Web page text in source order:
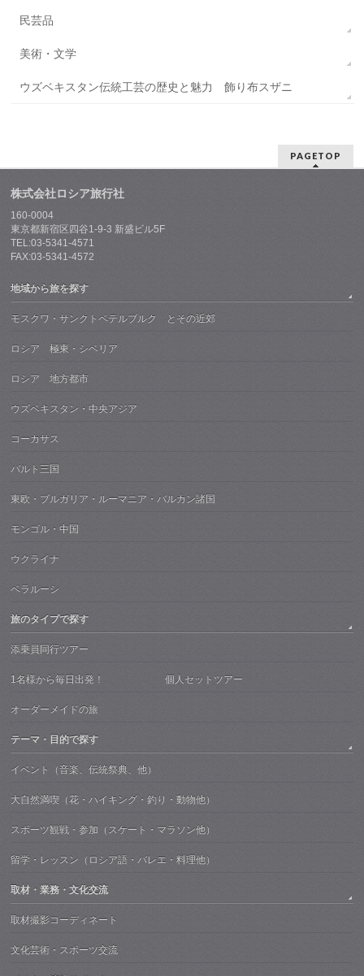
民芸品
美術・文学
ウズベキスタン伝統工芸の歴史と魅力 飾り布スザニ
PAGETOP
株式会社ロシア旅行社
160-0004
東京都新宿区四谷1-9-3 新盛ビル5F
TEL:03-5341-4571
FAX:03-5341-4572
地域から旅を探す
モスクワ・サンクトペテルブルク とその近郊
ロシア 極東・シベリア
ロシア 地方都市
ウズベキスタン・中央アジア
コーカサス
バルト三国
東欧・ブルガリア・ルーマニア・バルカン諸国
モンゴル・中国
ウクライナ
ベラルーシ
旅のタイプで探す
添乗員同行ツアー
1名様から毎日出発！ 個人セットツアー
オーダーメイドの旅
テーマ・目的で探す
イベント（音楽、伝統祭典、他）
大自然満喫（花・ハイキング・釣り・動物他）
スポーツ観戦・参加（スケート・マラソン他）
留学・レッスン（ロシア語・バレエ・料理他）
取材・業務・文化交流
取材撮影コーディネート
文化芸術・スポーツ交流